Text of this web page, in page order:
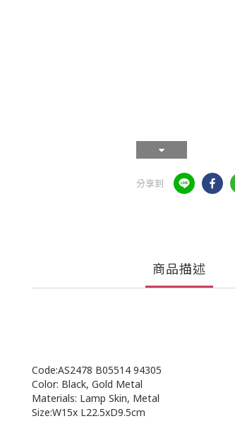
分享到
商品描述
Code:AS2478 B05514 94305
Color: Black, Gold Metal
Materials: Lamp Skin, Metal
Size:W15x L22.5xD9.5cm